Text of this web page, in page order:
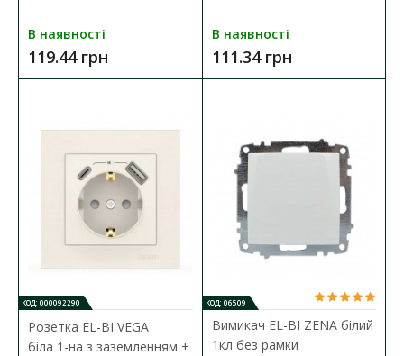
В наявності
119.44 грн
В наявності
111.34 грн
КОД: 000092290
Розетка EL-BI VEGA
біла 1-на з заземленням +
КОД: 06509
Вимикач EL-BI ZENA білий
1кл без рамки